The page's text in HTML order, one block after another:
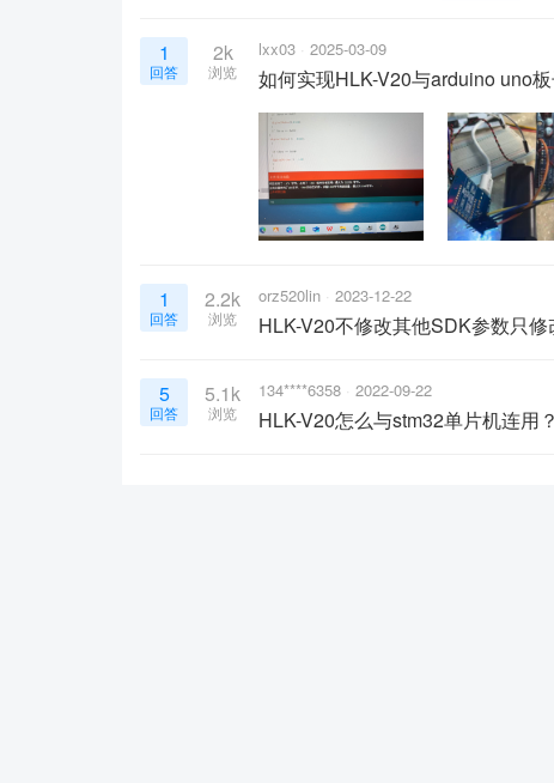
1
回答
2k
浏览
lxx03 2025-03-09
如何实现HLK-V20与arduino uno
1
回答
2.2k
浏览
orz520lin 2023-12-22
HLK-V20不修改其他SDK参数只
5
回答
5.1k
浏览
134****6358 2022-09-22
HLK-V20怎么与stm32单片机连用？